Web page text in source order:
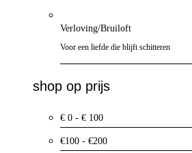
Verloving/Bruiloft
Voor een liefde die blijft schitteren
shop op prijs
€ 0 - € 100
€100 - €200